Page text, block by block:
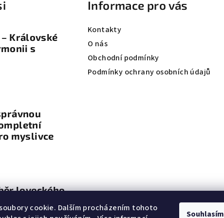
cookie. Dalším procházením tohoto
Souhlasím
í
k
y
í
Královské
s
myslivce
loveckého
Informace pro vás
Kontakty
O nás
Obchodní podmínky
Podmínky ochrany osobních údajů